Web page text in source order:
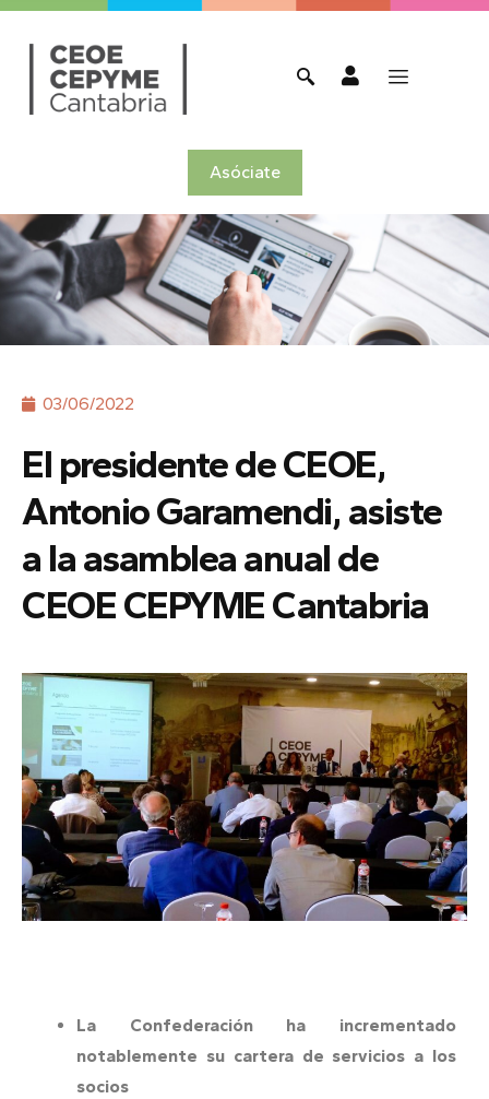
Asóciate
03/06/2022
El presidente de CEOE,
Antonio Garamendi, asiste
a la asamblea anual de
CEOE CEPYME Cantabria
La Confederación ha incrementado
notablemente su cartera de servicios a los
socios